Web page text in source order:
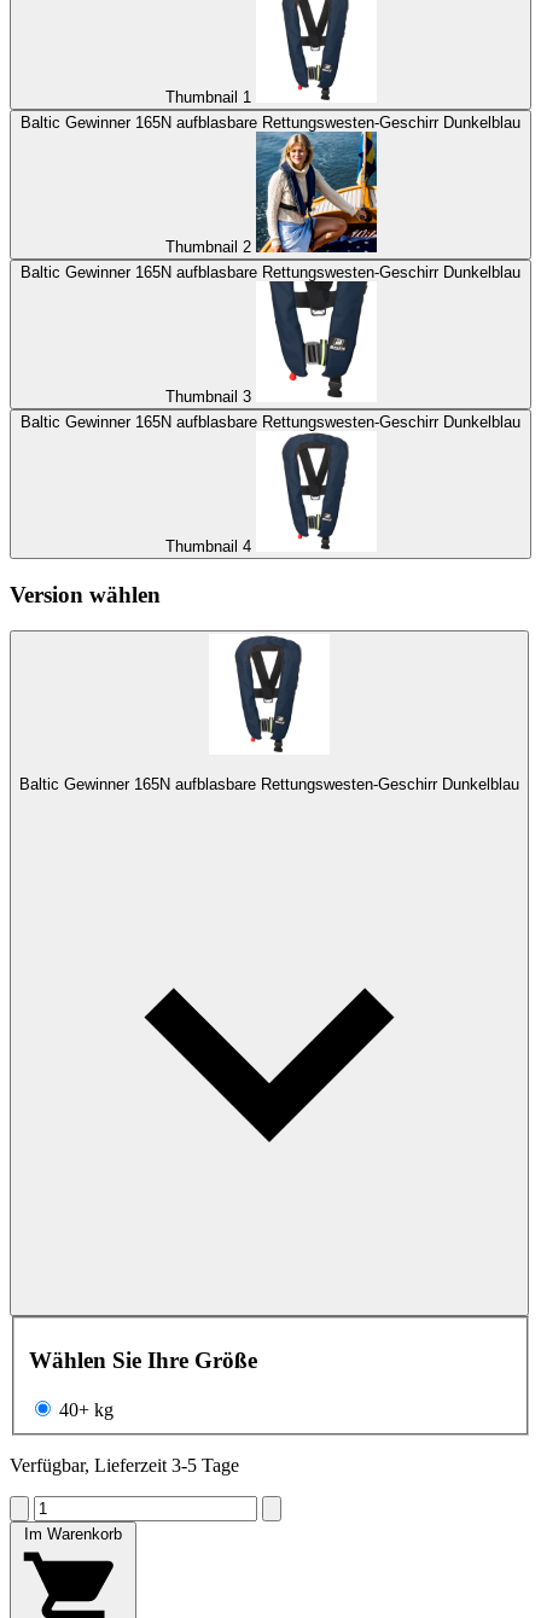
Thumbnail 1
Baltic Gewinner 165N aufblasbare Rettungswesten-Geschirr Dunkelblau
Thumbnail 2
Baltic Gewinner 165N aufblasbare Rettungswesten-Geschirr Dunkelblau
Thumbnail 3
Baltic Gewinner 165N aufblasbare Rettungswesten-Geschirr Dunkelblau
Thumbnail 4
Version wählen
Baltic Gewinner 165N aufblasbare Rettungswesten-Geschirr Dunkelblau
Wählen Sie Ihre Größe
40+ kg
Verfügbar, Lieferzeit 3-5 Tage
Im Warenkorb